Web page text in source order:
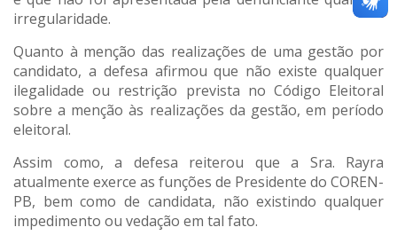
irregularidade.
Quanto à menção das realizações de uma gestão por
candidato, a defesa afirmou que não existe qualquer
ilegalidade ou restrição prevista no Código Eleitoral
sobre a menção às realizações da gestão, em período
eleitoral.
Assim como, a defesa reiterou que a Sra. Rayra
atualmente exerce as funções de Presidente do COREN-
PB, bem como de candidata, não existindo qualquer
impedimento ou vedação em tal fato.